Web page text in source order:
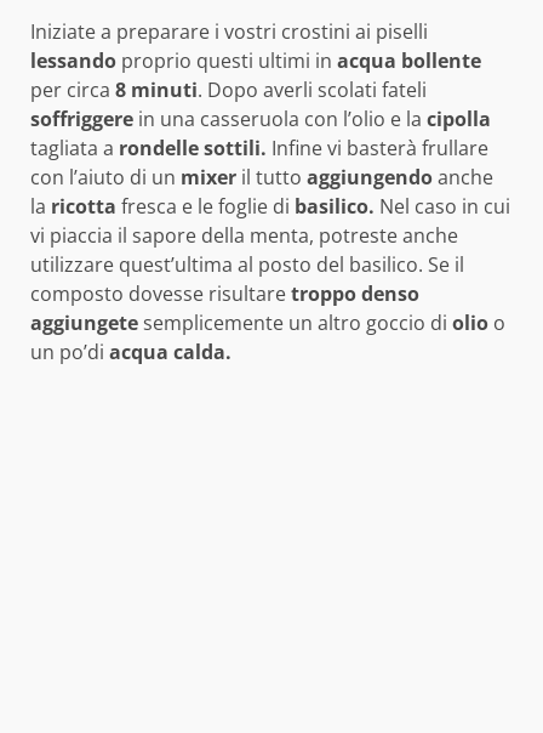
Iniziate a preparare i vostri crostini ai piselli
lessando proprio questi ultimi in acqua bollente
per circa 8 minuti. Dopo averli scolati fateli
soffriggere in una casseruola con l’olio e la cipolla
tagliata a rondelle sottili. Infine vi basterà frullare
con l’aiuto di un mixer il tutto aggiungendoanche
la ricotta fresca e le foglie di basilico. Nel caso in cui
vi piaccia il sapore della menta, potreste anche
utilizzare quest’ultima al posto del basilico. Se il
composto dovesse risultaretroppo denso
aggiungetesemplicemente un altro goccio di olio o
un po’di acqua calda.